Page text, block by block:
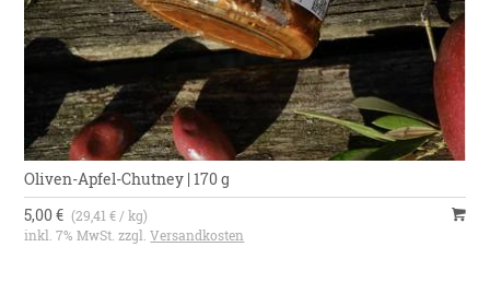
Oliven-Apfel-Chutney | 170 g
5,00 € (29,41 € / kg)
inkl. 7% MwSt. zzgl.Versandkosten